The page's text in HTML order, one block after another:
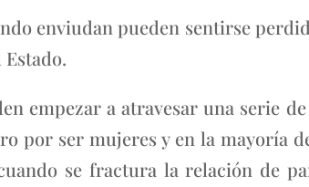
enviudan pueden sentirse
empezar a atravesar una serie
por ser mujeres y en la mayoría
se fractura la relación de